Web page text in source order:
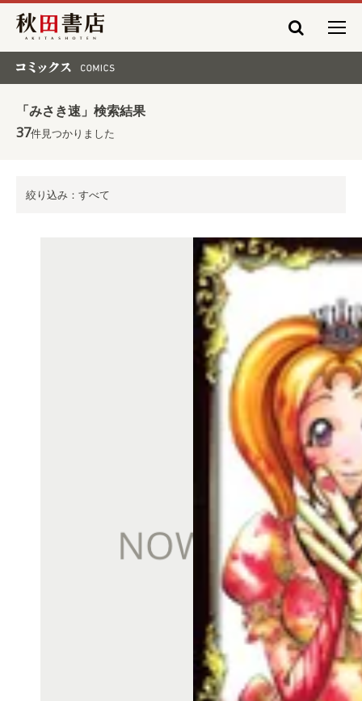
秋田書店
「みさき速」検索結果
37件見つかりました
絞り込み：すべて